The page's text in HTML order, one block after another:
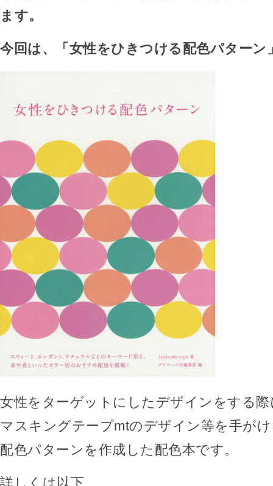
ます。
今回は、「女性をひきつける配色パターン
女性をターゲットにしたデザインをする
マスキングテープmtのデザイン等を手が
配色パターンを作成した配色本です。
詳しくは以下